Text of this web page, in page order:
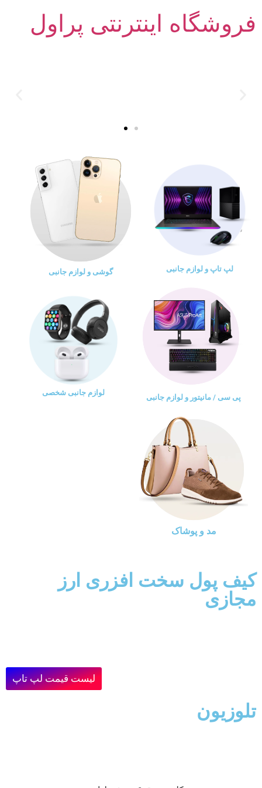
فروشگاه اینترنتی پراول
لپ تاپ و لوازم جانبی گوشی و لوازم جانبی
پی سی / مانیتور و لوازم جانبی
لوازم جانبی شخصی
مد و پوشاک
کیف پول سخت افزری ارز
مجازی
لیست قیمت لپ تاپ
تلوزیون